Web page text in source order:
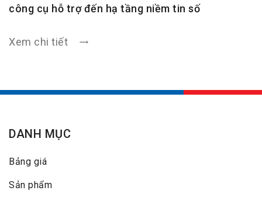
công cụ hỗ trợ đến hạ tầng niềm tin số
Xem chi tiết
DANH MỤC
Bảng giá
Sản phẩm